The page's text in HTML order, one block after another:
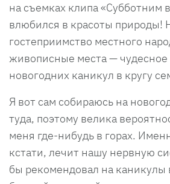
на съемках клипа «Субботним
влюбился в красоты природы!
гостеприимство местного
живописные места — чудесное
новогодних каникул в кругу
Я вот сам собираюсь на
туда, поэтому велика
меня где-нибудь в горах.
кстати, лечит нашу нервную
бы рекомендовал на каникулы